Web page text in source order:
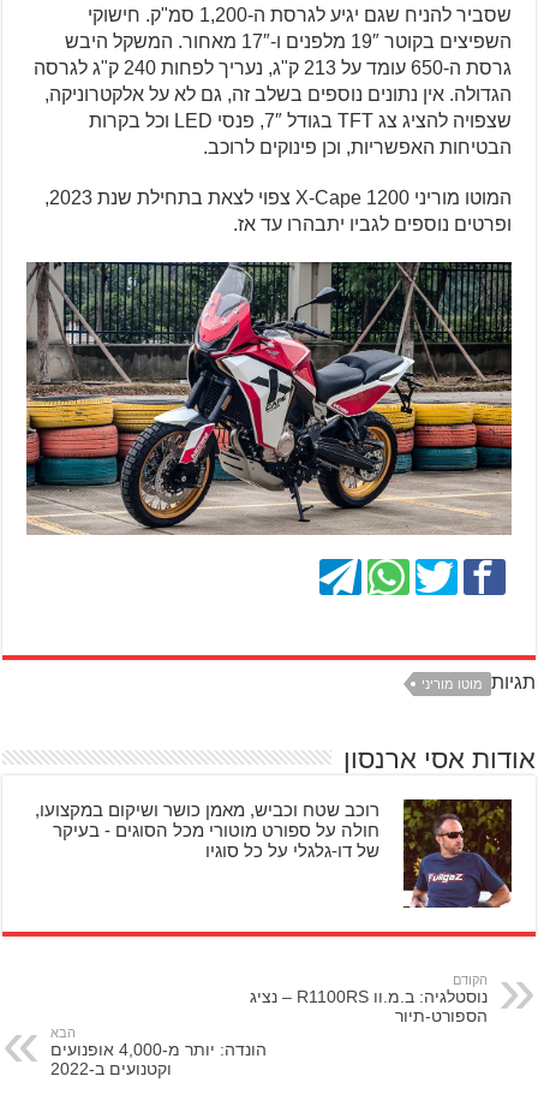
שסביר להניח שגם יגיע לגרסת ה-1,200 סמ"ק. חישוקי
השפיצים בקוטר 19″ מלפנים ו-17″ מאחור. המשקל היבש
גרסת ה-650 עומד על 213 ק"ג, נעריך לפחות 240 ק"ג לגרסה
הגדולה. אין נתונים נוספים בשלב זה, גם לא על אלקטרוניקה,
שצפויה להציג צג TFT בגודל 7″, פנסי LED וכל בקרות
הבטיחות האפשריות, וכן פינוקים לרוכב.
המוטו מוריני X-Cape 1200 צפוי לצאת בתחילת שנת 2023,
ופרטים נוספים לגביו יתבהרו עד אז.
תגיות מוטו מוריני
אודות אסי ארנסון
רוכב שטח וכביש, מאמן כושר ושיקום במקצועו,
חולה על ספורט מוטורי מכל הסוגים - בעיקר
של דו-גלגלי על כל סוגיו
הקודם
נוסטלגיה: ב.מ.וו R1100RS – נציג
הספורט-תיור
הבא
הונדה: יותר מ-4,000 אופנועים
וקטנועים ב-2022